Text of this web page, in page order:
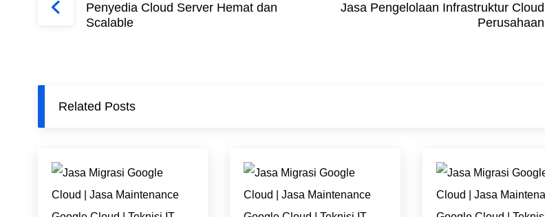
Penyedia Cloud Server Hemat dan
Scalable
Jasa Pengelolaan Infrastruktur Cloud
Perusahaan
Related Posts